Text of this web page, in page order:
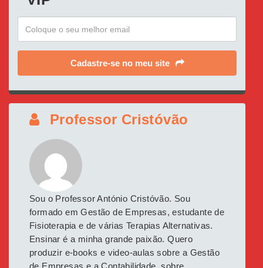
Cadastre-se no meu site
Professor Cristóvão
Sou o Professor António Cristóvão. Sou
formado em Gestão de Empresas, estudante de
Fisioterapia e de várias Terapias Alternativas.
Ensinar é a minha grande paixão. Quero
produzir e-books e video-aulas sobre a Gestão